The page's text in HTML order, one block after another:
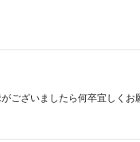
ございましたら何卒宜しくお